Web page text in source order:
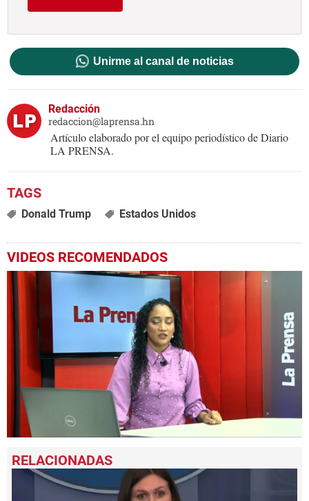
Unirme al canal de noticias
Redacción
redaccion@laprensa.hn
Artículo elaborado por el equipo periodístico de Diario
LA PRENSA.
Donald Trump Estados Unidos
VIDEOS RECOMENDADOS
seconds
of